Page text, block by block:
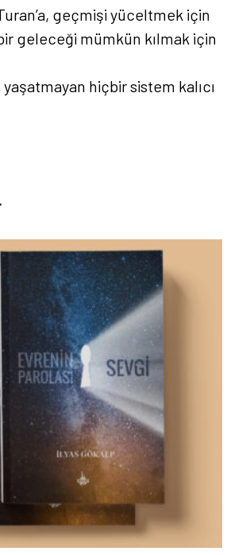
geçmişi yüceltmek için
geleceği mümkün kılmak için
yaşatmayan hiçbir sistem kalıcı